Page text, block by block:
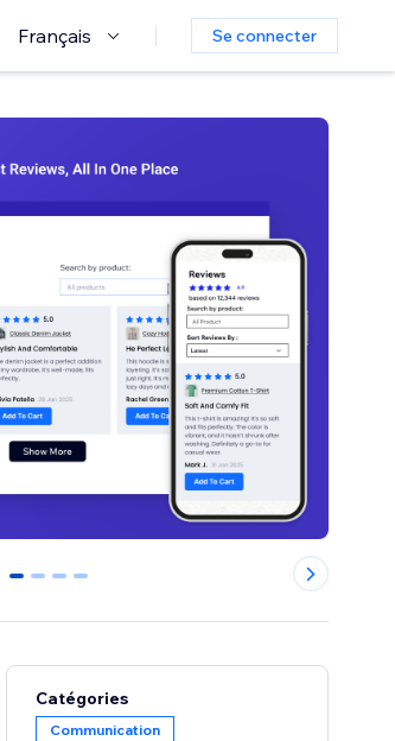
Français Se connecter
0 1 2 3
Catégories
Communication